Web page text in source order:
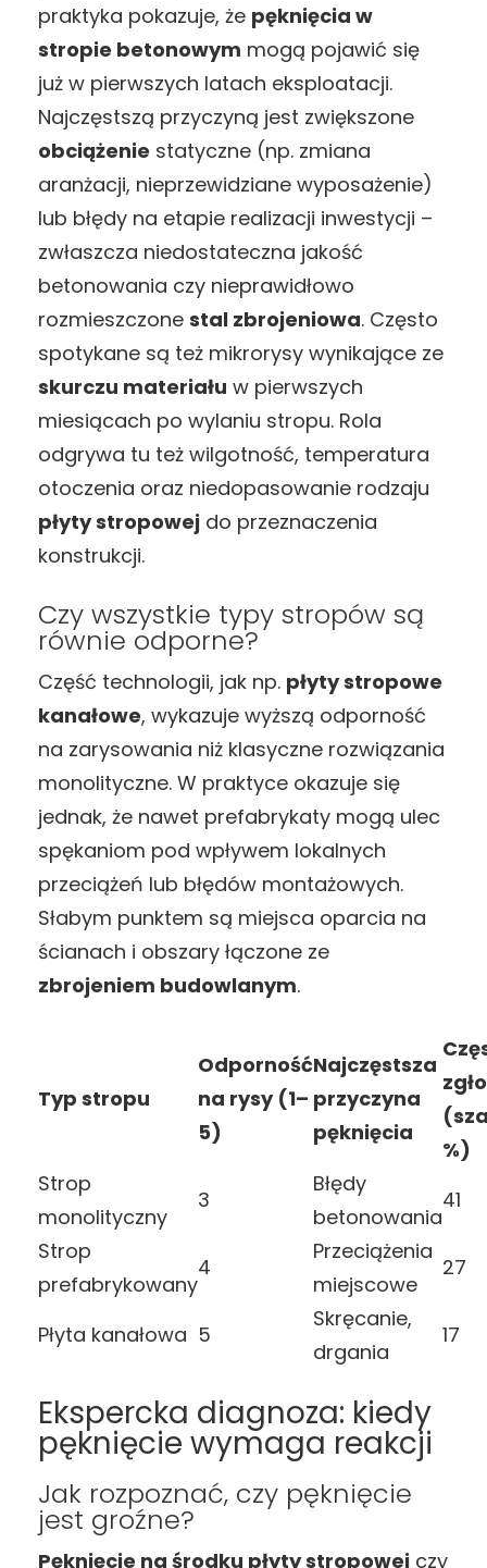
praktyka pokazuje, że pęknięcia w
stropie betonowym mogą pojawić się
już w pierwszych latach eksploatacji.
Najczęstszą przyczyną jest zwiększone
obciążenie statyczne (np. zmiana
aranżacji, nieprzewidziane wyposażenie)
lub błędy na etapie realizacji inwestycji –
zwłaszcza niedostateczna jakość
betonowania czy nieprawidłowo
rozmieszczone stal zbrojeniowa. Często
spotykane są też mikrorysy wynikające ze
skurczu materiału w pierwszych
miesiącach po wylaniu stropu. Rola
odgrywa tu też wilgotność, temperatura
otoczenia oraz niedopasowanie rodzaju
płyty stropowej do przeznaczenia
konstrukcji.
Czy wszystkie typy stropów są
równie odporne?
Część technologii, jak np. płyty stropowe
kanałowe, wykazuje wyższą odporność
na zarysowania niż klasyczne rozwiązania
monolityczne. W praktyce okazuje się
jednak, że nawet prefabrykaty mogą ulec
spękaniom pod wpływem lokalnych
przeciążeń lub błędów montażowych.
Słabym punktem są miejsca oparcia na
ścianach i obszary łączone ze
zbrojeniem budowlanym.
Typ stropu
Odporność
na rysy (1–
5)
Najczęstsza
przyczyna
pęknięcia
%)
Strop
monolityczny
3
Błędy
betonowania
41
Strop
prefabrykowany
4
Przeciążenia
miejscowe
27
Płyta kanałowa 5
Skręcanie,
drgania
17
Ekspercka diagnoza: kiedy
pęknięcie wymaga reakcji
Jak rozpoznać, czy pęknięcie
jest groźne?
Pęknięcie na środku płyty stropowej czy